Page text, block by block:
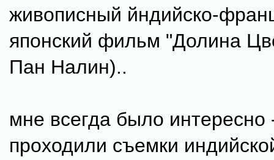
живописный йндийско-
японский фильм "Долина
Пан Налин)..
мне всегда было интересно
проходили съемки